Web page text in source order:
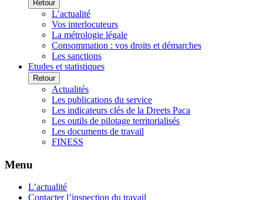
Retour
L’actualité
Vos interlocuteurs
La métrologie légale
Consommation : vos droits et démarches
Les sanctions
Etudes et statistiques
Retour
Actualités
Les publications du service
Les indicateurs clés de la Dreets Paca
Les outils de pilotage territorialisés
Les documents de travail
FINESS
Menu
L’actualité
Contacter l’inspection du travail